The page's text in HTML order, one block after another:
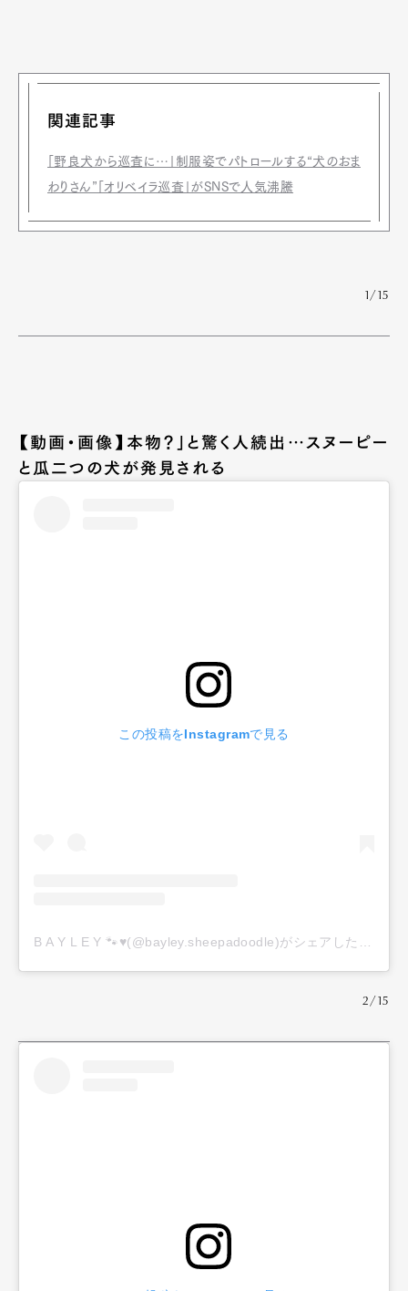
関連記事
「野良犬から巡査に…」制服姿でパトロールする“犬のおま
わりさん”「オリベイラ巡査」がSNSで人気沸騰
1/15
【動画・画像】本物？」と驚く人続出…スヌーピー
と瓜二つの犬が発見される
この投稿をInstagramで見る
2/15